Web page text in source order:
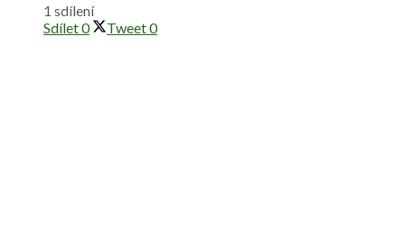
1 sdílení
Sdílet0 Tweet0